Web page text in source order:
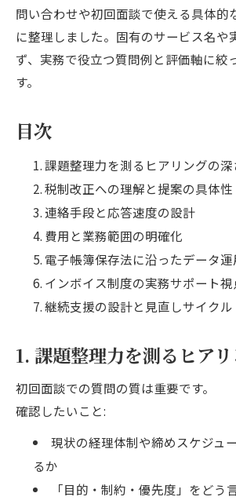
問い合わせや初回面談で使える具体的
に整理しました。固有のサービス名や
ず、実務で役立つ質問例と評価軸に絞
す。
目次
課題整理力を測るヒアリングの深
税制改正への理解と提案の具体性
連絡手段と応答速度の設計
費用と業務範囲の明確化
電子帳簿保存法に沿ったデータ運
インボイス制度の実務サポート視
継続支援の設計と見直しサイクル
1. 課題整理力を測るヒア
初回面談での質問の質は重要です。
確認したいこと:
現状の経理体制や締めスケジュ
るか
「目的・制約・優先度」をどう